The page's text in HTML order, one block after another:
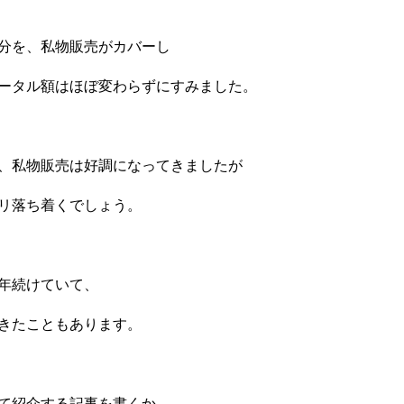
を、私物販売がカバーし
タル額はほぼ変わらずにすみました。
私物販売は好調になってきましたが
落ち着くでしょう。
続けていて、
たこともあります。